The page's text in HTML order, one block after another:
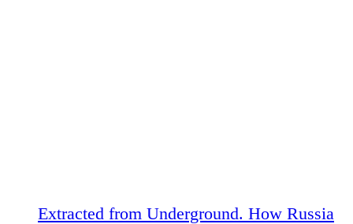
Extracted from Underground. How Russia